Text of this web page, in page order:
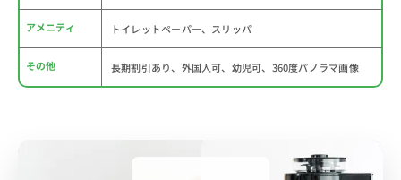
アメニティ トイレットペーパー、スリッパ
その他 長期割引あり、外国人可、幼児可、360度パノラマ画像